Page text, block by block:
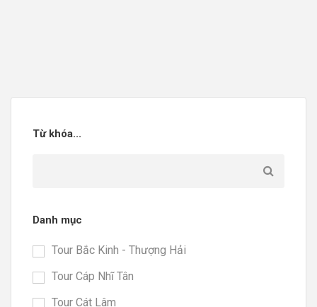
Từ khóa...
Danh mục
Tour Bắc Kinh - Thượng Hải
Tour Cáp Nhĩ Tân
Tour Cát Lâm